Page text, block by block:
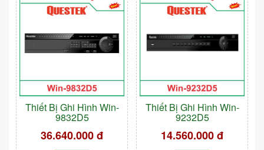
Thiết Bị Ghi Hình Win-
9832D5
36.640.000 đ
Thiết Bị Ghi Hình Win-
9232D5
14.560.000 đ